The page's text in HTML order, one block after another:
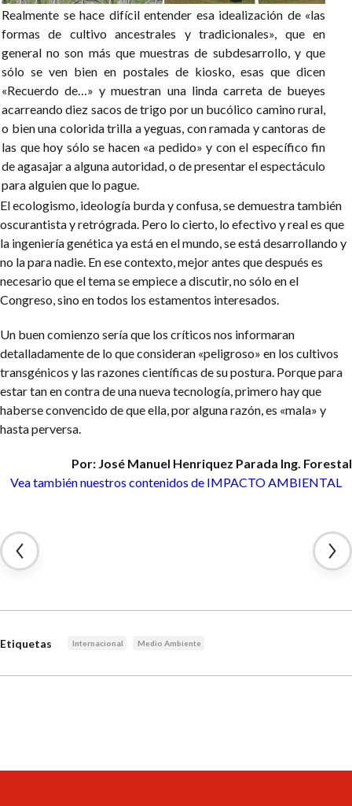
Realmente se hace difícil entender esa idealización de «las
formas de cultivo ancestrales y tradicionales», que en
general no son más que muestras de subdesarrollo, y que
sólo se ven bien en postales de kiosko, esas que dicen
«Recuerdo de…» y muestran una linda carreta de bueyes
acarreando diez sacos de trigo por un bucólico camino rural,
o bien una colorida trilla a yeguas, con ramada y cantoras de
las que hoy sólo se hacen «a pedido» y con el específico fin
de agasajar a alguna autoridad, o de presentar el espectáculo
para alguien que lo pague.
El ecologismo, ideología burda y confusa, se demuestra también
oscurantista y retrógrada. Pero lo cierto, lo efectivo y real es que
la ingeniería genética ya está en el mundo, se está desarrollando y
no la para nadie. En ese contexto, mejor antes que después es
necesario que el tema se empiece a discutir, no sólo en el
Congreso, sino en todos los estamentos interesados.
Un buen comienzo sería que los críticos nos informaran
detalladamente de lo que consideran «peligroso» en los cultivos
transgénicos y las razones científicas de su postura. Porque para
estar tan en contra de una nueva tecnología, primero hay que
haberse convencido de que ella, por alguna razón, es «mala» y
hasta perversa.
Por: José Manuel Henriquez Parada Ing. Forestal
Vea también nuestros contenidos de IMPACTO AMBIENTAL
Etiquetas Internacional Medio Ambiente